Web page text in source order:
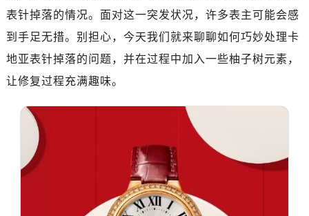
表针掉落的情况。面对这一突发状况，许多表主可能会感
到手足无措。别担心，今天我们就来聊聊如何巧妙处理卡
地亚表针掉落的问题，并在过程中加入一些柚子树元素，
让修复过程充满趣味。